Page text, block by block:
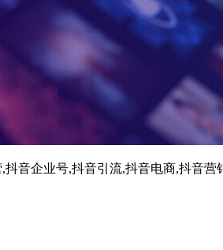
音企业号,抖音引流,抖音电商,抖音营